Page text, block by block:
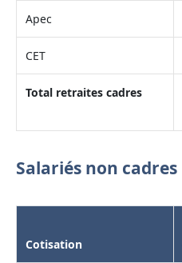
Apec
CET
Total retraites cadres
Salariés non cadres
Cotisation